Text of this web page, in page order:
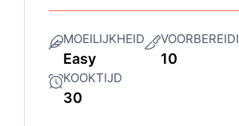
MOEILIJKHEID
Easy 10
KOOKTIJD
30